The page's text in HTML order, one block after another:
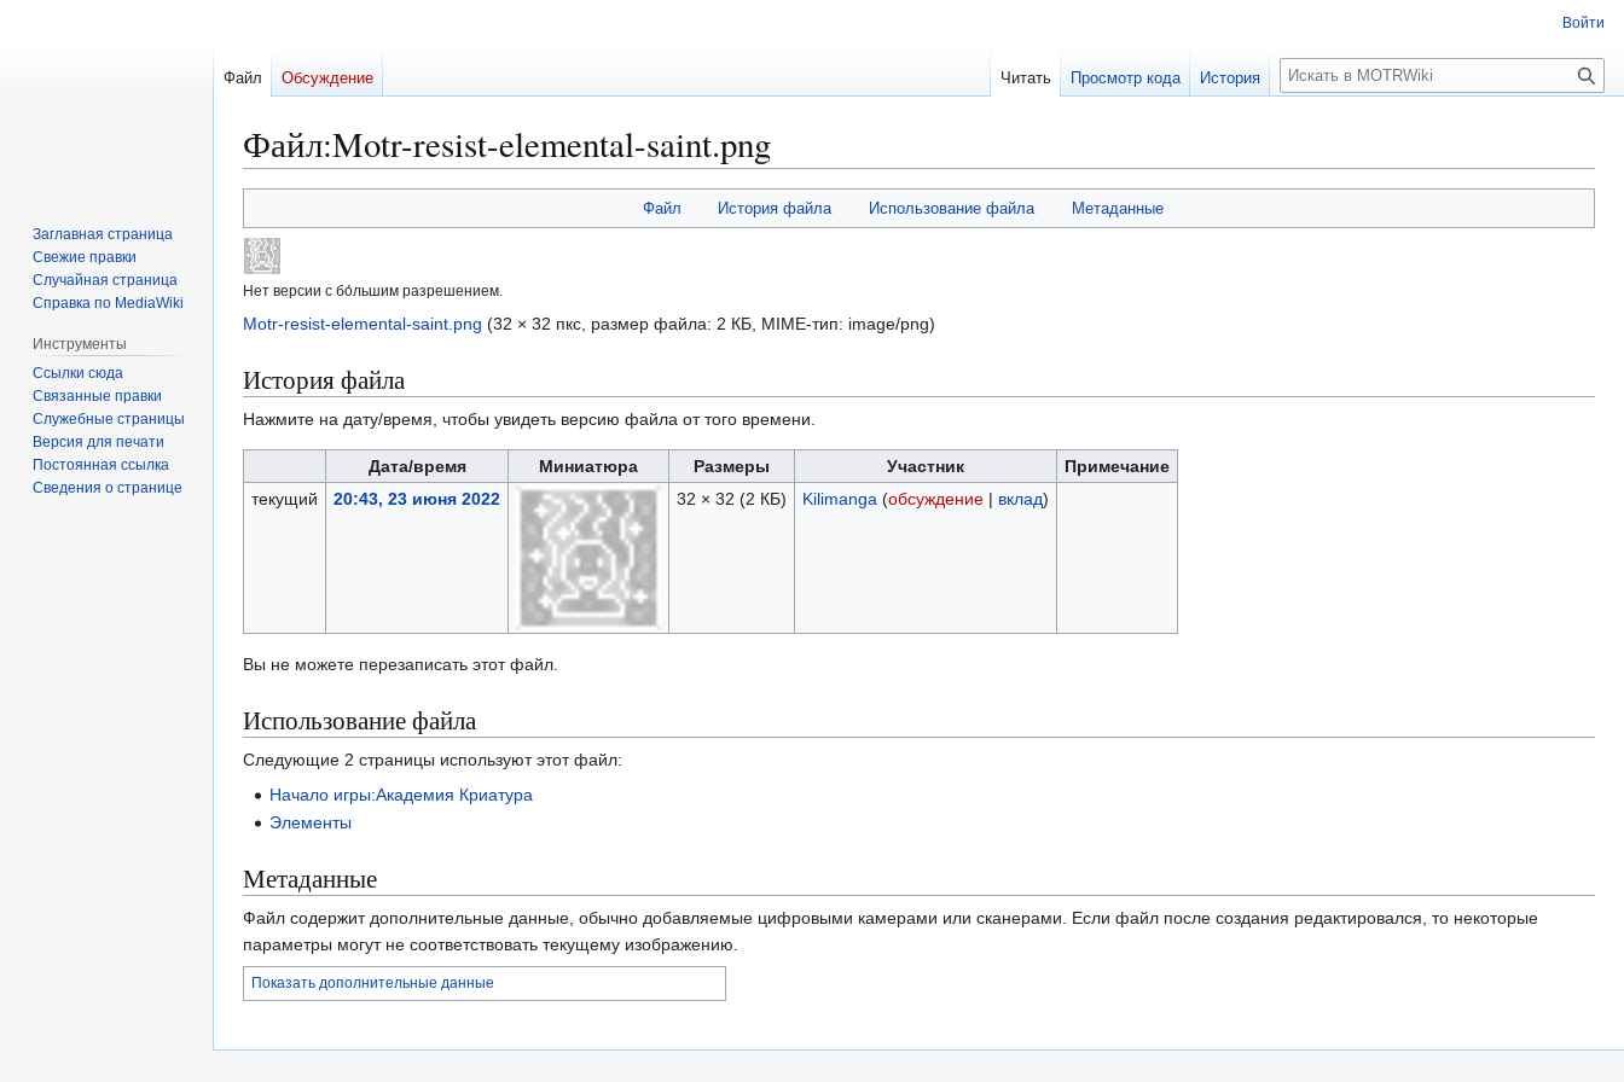
Файл:Motr-resist-elemental-saint.png
к
навигации
к
поиску
Файл История файла Использование файла Метаданные
Нет версии с бо́льшим разрешением.
Motr-resist-elemental-saint.png (32 × 32 пкс, размер файла: 2 КБ, MIME-тип: image/png)
История файла
Нажмите на дату/время, чтобы увидеть версию файла от того времени.
Дата/время Миниатюра Размеры Участник
Примечание
текущий
20:43, 23 июня 2022 32 × 32 (2 КБ) Kilimanga (обсуждение| вклад)
Вы не можете перезаписать этот файл.
Использование файла
Следующие 2 страницы используют этот файл:
Начало игры:Академия Криатура
Элементы
Метаданные
Файл содержит дополнительные данные, обычно добавляемые цифровыми камерами или сканерами. Если файл после создания редактировался, то некоторые
параметры могут не соответствовать текущему изображению.
Показать дополнительные данные
Войти
Файл Обсуждение Читать Просмотр кода История
П
о
к
Заглавная страница
Свежие правки
Случайная страница
Справка по MediaWiki
Инструменты
Ссылки сюда
Связанные правки
Служебные страницы
Версия для печати
Постоянная ссылка
Сведения о странице